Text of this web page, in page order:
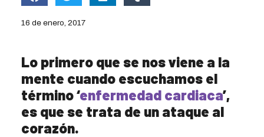
16 de enero, 2017
Lo primero que se nos viene a la
mente cuando escuchamos el
término ‘enfermedad cardiaca’,
es que se trata de un ataque al
corazón.